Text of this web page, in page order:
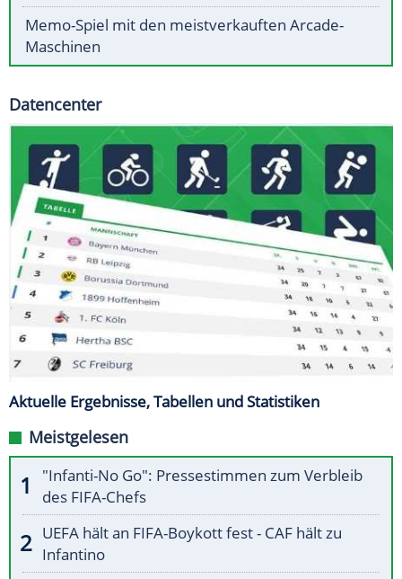
Memo-Spiel mit den meistverkauften Arcade-
Maschinen
Datencenter
Aktuelle Ergebnisse, Tabellen und Statistiken
Meistgelesen
"Infanti-No Go": Pressestimmen zum Verbleib
des FIFA-Chefs
UEFA hält an FIFA-Boykott fest - CAF hält zu
Infantino